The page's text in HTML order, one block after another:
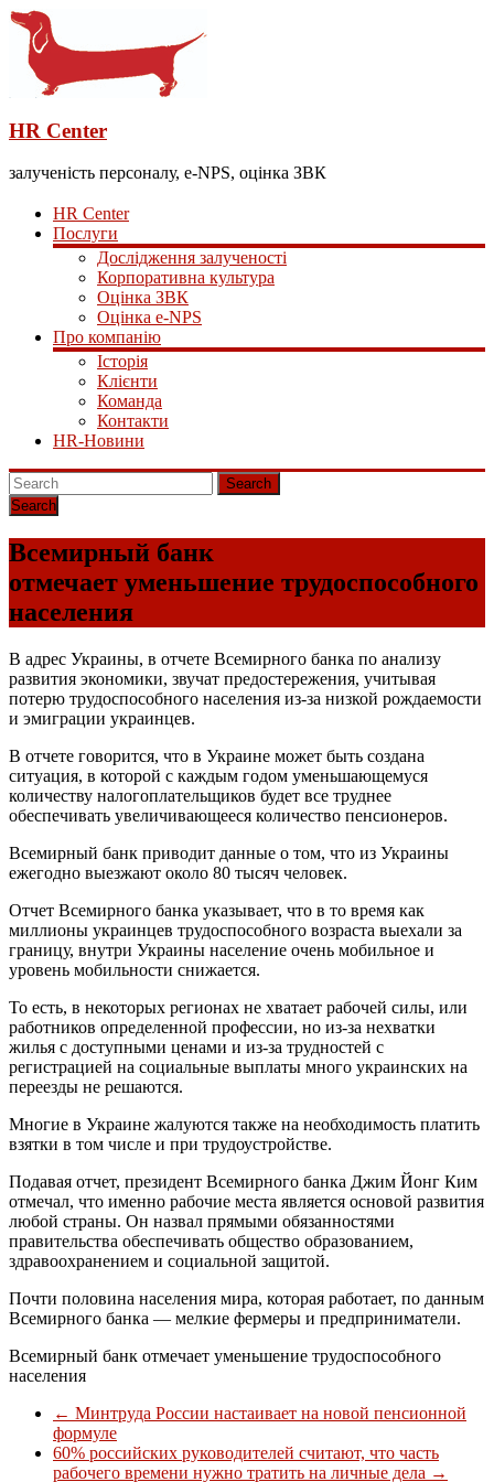
HR Center
залученість персоналу, e-NPS, оцінка ЗВК
HR Center
Послуги
Дослідження залученості
Корпоративна культура
Оцінка ЗВК
Оцінка e-NPS
Про компанію
Історія
Клієнти
Команда
Контакти
HR-Новини
Search
Всемирный банк
отмечает уменьшение трудоспособного
населения
В адрес Украины, в отчете Всемирного банка по анализу
развития экономики, звучат предостережения, учитывая
потерю трудоспособного населения из-за низкой рождаемости
и эмиграции украинцев.
В отчете говорится, что в Украине может быть создана
ситуация, в которой с каждым годом уменьшающемуся
количеству налогоплательщиков будет все труднее
обеспечивать увеличивающееся количество пенсионеров.
Всемирный банк приводит данные о том, что из Украины
ежегодно выезжают около 80 тысяч человек.
Отчет Всемирного банка указывает, что в то время как
миллионы украинцев трудоспособного возраста выехали за
границу, внутри Украины население очень мобильное и
уровень мобильности снижается.
То есть, в некоторых регионах не хватает рабочей силы, или
работников определенной профессии, но из-за нехватки
жилья с доступными ценами и из-за трудностей с
регистрацией на социальные выплаты много украинских на
переезды не решаются.
Многие в Украине жалуются также на необходимость платить
взятки в том числе и при трудоустройстве.
Подавая отчет, президент Всемирного банка Джим Йонг Ким
отмечал, что именно рабочие места является основой развития
любой страны. Он назвал прямыми обязанностями
правительства обеспечивать общество образованием,
здравоохранением и социальной защитой.
Почти половина населения мира, которая работает, по данным
Всемирного банка — мелкие фермеры и предприниматели.
Всемирный банк отмечает уменьшение трудоспособного
населения
← Минтруда России настаивает на новой пенсионной
формуле
60% российских руководителей считают, что часть
рабочего времени нужно тратить на личные дела →